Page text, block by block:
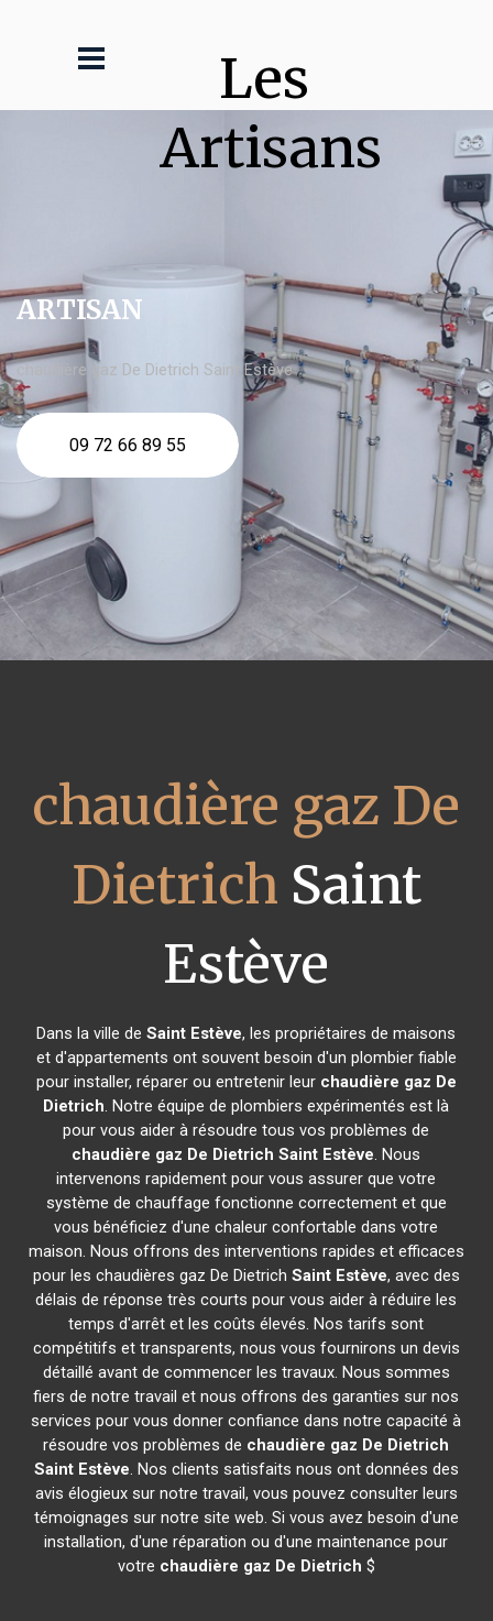
Les
Artisans
ARTISAN
chaudière gaz De Dietrich Saint Estève
09 72 66 89 55
chaudière gaz De
Dietrich Saint
Estève
Dans la ville deSaint Estève, les propriétaires de maisons
et d'appartements ont souvent besoin d'un plombier fiable
pour installer, réparer ou entretenir leur chaudière gaz De
Dietrich. Notre équipe de plombiers expérimentés est là
pour vous aider à résoudre tous vos problèmes de
chaudière gaz De Dietrich Saint Estève. Nous
intervenons rapidement pour vous assurer que votre
système de chauffage fonctionne correctement et que
vous bénéficiez d'une chaleur confortable dans votre
maison. Nous offrons des interventions rapides et efficaces
pour les chaudières gaz De Dietrich Saint Estève, avec des
délais de réponse très courts pour vous aider à réduire les
temps d'arrêt et les coûts élevés. Nos tarifs sont
compétitifs et transparents, nous vous fournirons un devis
détaillé avant de commencer les travaux. Nous sommes
fiers de notre travail et nous offrons des garanties sur nos
services pour vous donner confiance dans notre capacité à
résoudre vos problèmes de chaudière gaz De Dietrich
Saint Estève. Nos clients satisfaits nous ont données des
avis élogieux sur notre travail, vous pouvez consulter leurs
témoignages sur notre site web. Si vous avez besoin d'une
installation, d'une réparation ou d'une maintenance pour
votre chaudière gaz De Dietrich $